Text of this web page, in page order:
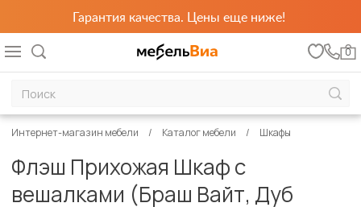
Гарантия качества. Цены еще ниже!
0
Интернет-магазин мебели Каталог мебели Шкафы
Флэш Прихожая Шкаф с
вешалками (Браш Вайт, Дуб